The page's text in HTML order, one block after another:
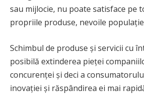
sau mijlocie, nu poate satisface pe
propriile produse, nevoile
Schimbul de produse și servicii cu
posibilă extinderea pieței
concurenței și deci a
inovației și răspândirea ei mai